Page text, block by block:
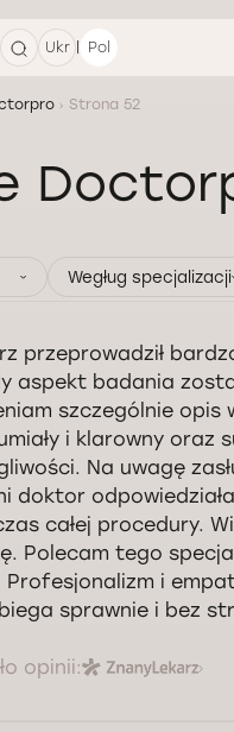
Ukr | Pol
Strona 52
Wegług specjalizacji
przeprowadził
aspekt badania
szczególnie opis
i klarowny oraz
Na uwagę
doktor
całej procedury.
Polecam tego
Profesjonalizm i
sprawnie i bez
opinii: